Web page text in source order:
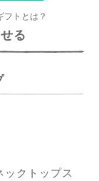
フトとは？
る
クトップス